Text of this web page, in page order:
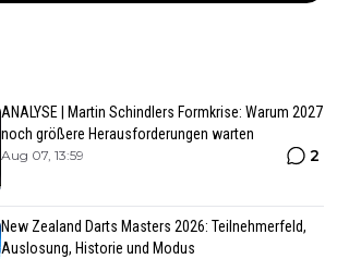
ANALYSE | Martin Schindlers Formkrise: Warum 2027
noch größere Herausforderungen warten
Aug 07, 13:59 2
New Zealand Darts Masters 2026: Teilnehmerfeld,
Auslosung, Historie und Modus